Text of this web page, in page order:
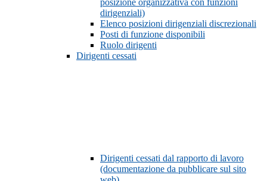
posizione organizzativa con funzioni
dirigenziali)
Elenco posizioni dirigenziali discrezionali
Posti di funzione disponibili
Ruolo dirigenti
Dirigenti cessati
Dirigenti cessati dal rapporto di lavoro
(documentazione da pubblicare sul sito